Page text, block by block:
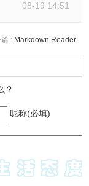
08-19 14:51
: Markdown Reader
？
昵称(必填)